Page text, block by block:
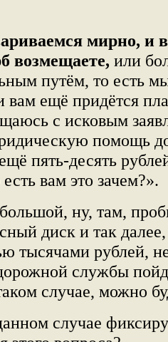
мирно, и
возмещаете, или
путём, то есть
вам ещё придётся
с исковым
помощь
пять-десять
вам это зачем?».
ну, там,
диск и так далее,
тысячами рублей,
службы
случае, можно
случае